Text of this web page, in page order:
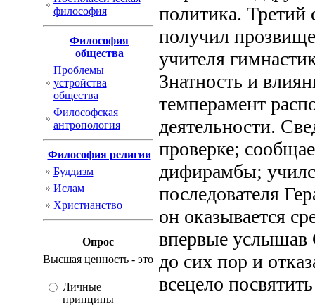
философия
Философия
общества
Проблемы
устройства
общества
Философская
антропология
Философия религии
Буддизм
Ислам
Христианство
Опрос
Высшая ценность - это
Личные
принципы
политика.
получил
учителя
Знатность и
темперамент
деятельности.
проверке;
дифирамбы;
последователя
он оказывается
впервые услышав
до сих пор и
всецело